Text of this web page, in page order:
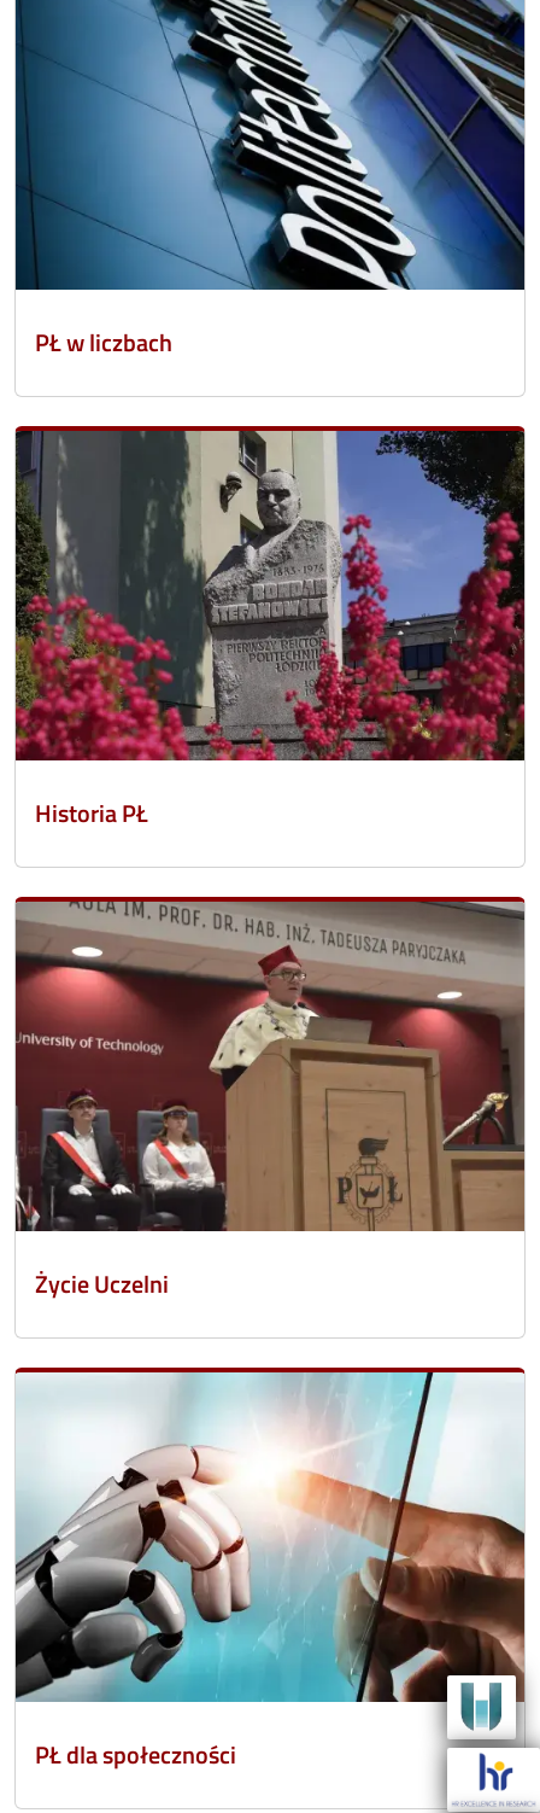
PŁ w liczbach
Historia PŁ
Życie Uczelni
PŁ dla społeczności